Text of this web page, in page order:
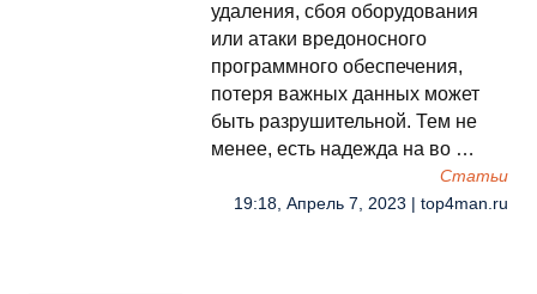
удаления, сбоя оборудования
или атаки вредоносного
программного обеспечения,
потеря важных данных может
быть разрушительной. Тем не
менее, есть надежда на во …
Cтатьи
19:18, Апрель 7, 2023 | top4man.ru